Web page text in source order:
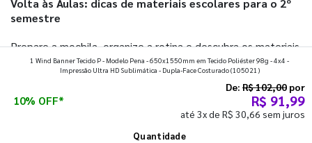
Volta às Aulas: dicas de materiais escolares para o 2º
semestre
Prepare a mochila, organize a rotina e descubra os materiais
que fazem toda diferença para começar o segundo
1 Wind Banner Tecido P - Modelo Pena - 650x1550mm em Tecido Poliéster 98g - 4x4 -
Impressão Ultra HD Sublimática - Dupla-Face Costurado(105021)
10% OFF*
De: R$ 102,00 por
R$ 91,99
até 3x de R$ 30,66 sem juros
Quantidade